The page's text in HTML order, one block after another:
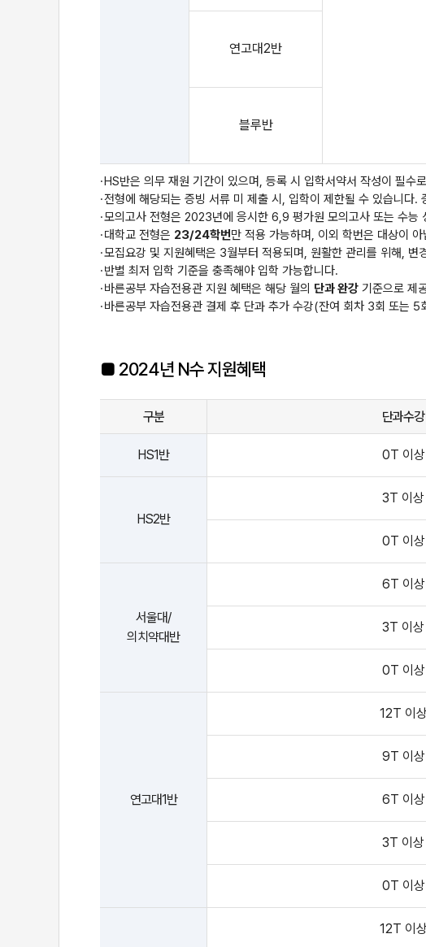
연고대2반
블루반
HS반은 의무 재원 기간이 있으며, 등록 시 입학서약서 작성이 필수
전형에 해당되는 증빙 서류 미 제출 시, 입학이 제한될 수 있습니다.
모의고사 전형은 2023년에 응시한 6,9 평가원 모의고사 또는 수능
대학교 전형은 23/24학번만 적용 가능하며, 이외 학번은 대상이 아
모집요강 및 지원혜택은 3월부터 적용되며, 원활한 관리를 위해,
반별 최저 입학 기준을 충족해야 입학 가능합니다.
바른공부 자습전용관 지원 혜택은 해당 월의 단과 완강 기준으로 제
바른공부 자습전용관 결제 후 단과 추가 수강(잔여 회차 3회 또는
2024년 N수 지원혜택
구분 단과수강
HS1반 0T 이상
HS2반
3T 이상
0T 이상
서울대/
의치약대반
6T 이상
3T 이상
0T 이상
연고대1반
12T 이
9T 이상
6T 이상
3T 이상
0T 이상
12T 이